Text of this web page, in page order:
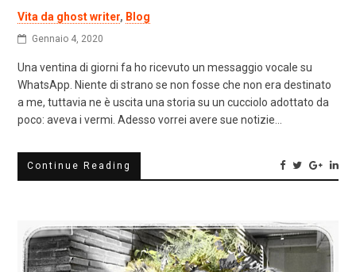
Vita da ghost writer, Blog
Gennaio 4, 2020
Una ventina di giorni fa ho ricevuto un messaggio vocale su
WhatsApp. Niente di strano se non fosse che non era destinato
a me, tuttavia ne è uscita una storia su un cucciolo adottato da
poco: aveva i vermi. Adesso vorrei avere sue notizie…
Continue Reading